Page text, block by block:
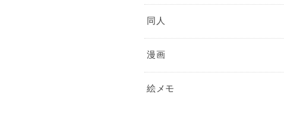
同人
漫画
絵メモ